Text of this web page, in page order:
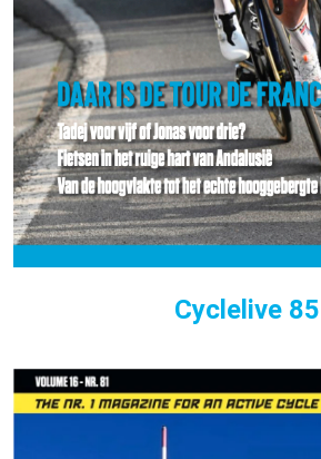
Cyclelive 85